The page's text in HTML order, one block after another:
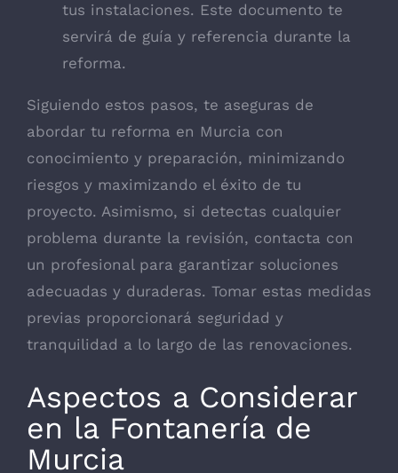
tus instalaciones. Este documento te
servirá de guía y referencia durante la
reforma.
Siguiendo estos pasos, te aseguras de
abordar tu reforma en Murcia con
conocimiento y preparación, minimizando
riesgos y maximizando el éxito de tu
proyecto. Asimismo, si detectas cualquier
problema durante la revisión, contacta con
un profesional para garantizar soluciones
adecuadas y duraderas. Tomar estas medidas
previas proporcionará seguridad y
tranquilidad a lo largo de las renovaciones.
Aspectos a Considerar
en la Fontanería de
Murcia